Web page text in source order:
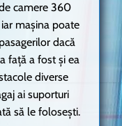
camere 360
mașina poate
dacă
față a fost și ea
diverse
ai suporturi
să le folosești.